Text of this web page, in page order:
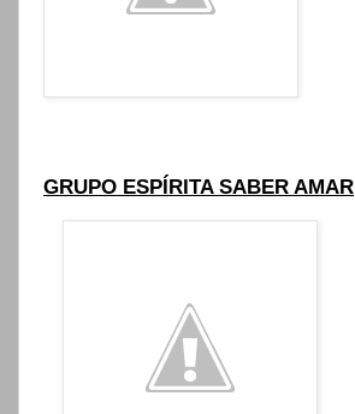
GRUPO ESPÍRITA SABER AMAR